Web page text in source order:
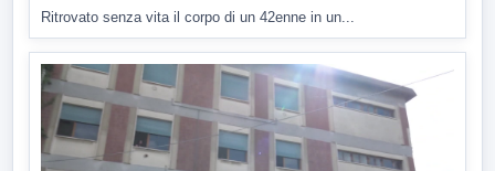
Ritrovato senza vita il corpo di un 42enne in un...